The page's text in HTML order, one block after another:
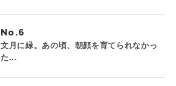
No.
文月に緑。あの頃、朝顔を育てられなかっ
た...